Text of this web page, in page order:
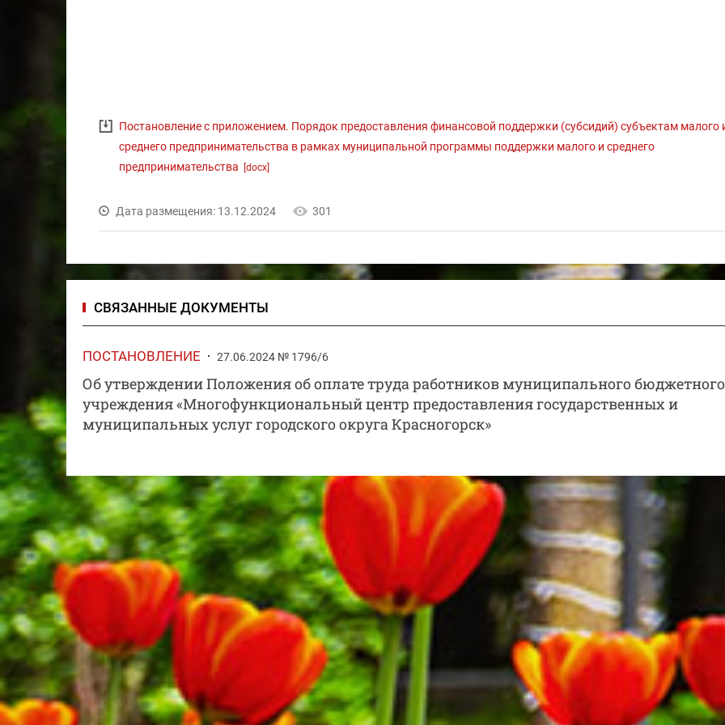
Постановление с приложением. Порядок предоставления финансовой поддержки (субсидий) субъектам малого
среднего предпринимательства в рамках муниципальной программы поддержки малого и среднего
предпринимательства
[docx]
Дата размещения: 13.12.2024 301
СВЯЗАННЫЕ ДОКУМЕНТЫ
ПОСТАНОВЛЕНИЕ 27.06.2024 № 1796/6
Об утверждении Положения об оплате труда работников муниципального бюджетного
учреждения «Многофункциональный центр предоставления государственных и
муниципальных услуг городского округа Красногорск»